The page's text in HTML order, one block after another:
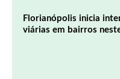
Florianópolis inicia
viárias em bairros